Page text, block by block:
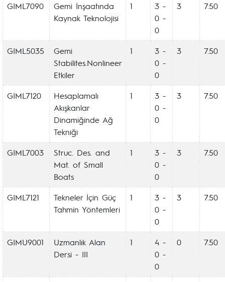
GIML7090
Gemi İnşaatında
Kaynak Teknolojisi
1
3 -
0 -
0
3 7.50
GIML5035
Gemi
Stabilites.Nonlineer
Etkiler
1
3 -
0 -
0
3 7.50
GIML7120
Hesaplamalı
Akışkanlar
Dinamiğinde Ağ
Tekniği
1
3 -
0 -
0
3 7.50
GIML7003
Struc. Des. and
Mat. of Small
Boats
1
3 -
0 -
0
3 7.50
GIML7121
Tekneler İçin Güç
Tahmin Yöntemleri
1
3 -
0 -
0
3 7.50
GIMU9001
Uzmanlık Alan
Dersi - III
1
4 -
0 -
0
0 7.50